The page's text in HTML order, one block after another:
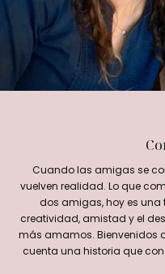
Cuando las amigas se
vuelven realidad. Lo que
dos amigas, hoy es una
creatividad, amistad y el
más amamos. Bienvenidos
cuenta una historia que